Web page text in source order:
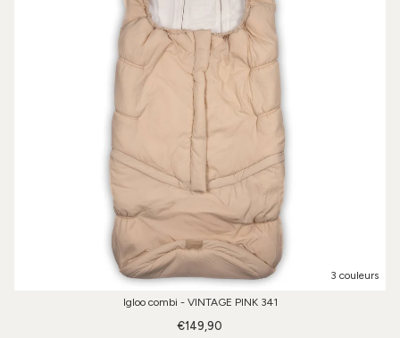
3 couleurs
Igloo combi - VINTAGE PINK 341
€149,90